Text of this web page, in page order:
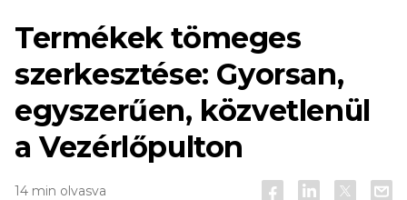
Termékek tömeges
szerkesztése: Gyorsan,
egyszerűen, közvetlenül
a Vezérlőpulton
14 min olvasva